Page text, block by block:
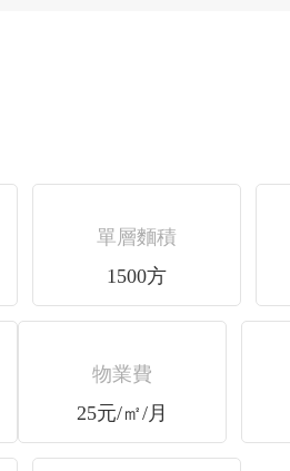
單層麵積
1500方
物業費
25元/㎡/月